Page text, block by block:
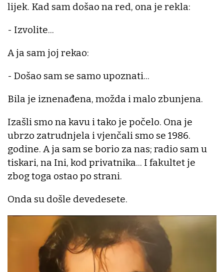
lijek. Kad sam došao na red, ona je rekla:
- Izvolite...
A ja sam joj rekao:
- Došao sam se samo upoznati...
Bila je iznenađena, možda i malo zbunjena.
Izašli smo na kavu i tako je počelo. Ona je
ubrzo zatrudnjela i vjenčali smo se 1986.
godine. A ja sam se borio za nas; radio sam u
tiskari, na Ini, kod privatnika... I fakultet je
zbog toga ostao po strani.
Onda su došle devedesete.